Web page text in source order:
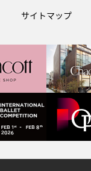
サイトマップ